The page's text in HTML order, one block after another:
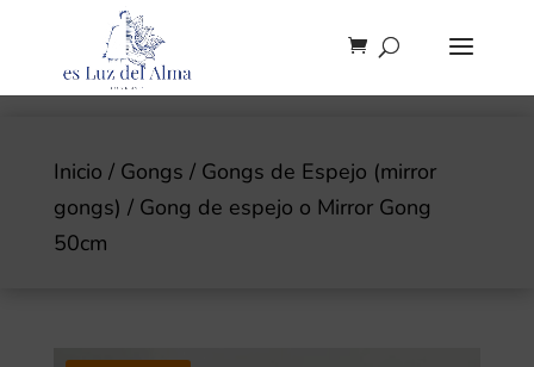
Inicio / Gongs / Gongs de Espejo (mirror
gongs) / Gong de espejo o Mirror Gong
50cm